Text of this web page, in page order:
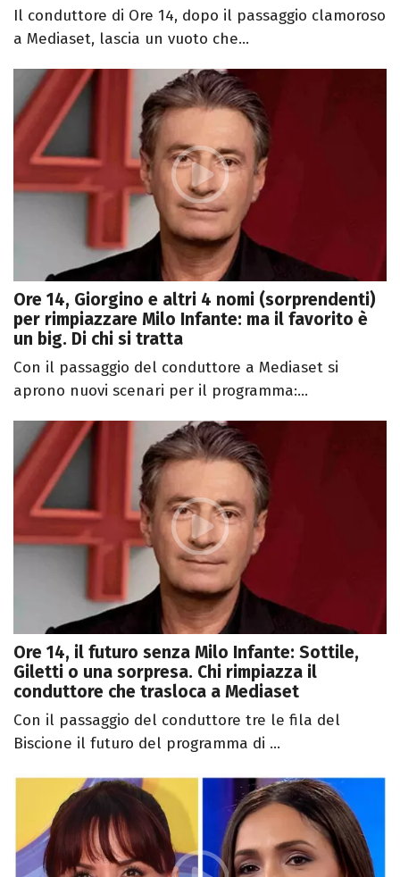
Il conduttore di Ore 14, dopo il passaggio clamoroso
a Mediaset, lascia un vuoto che...
Ore 14, Giorgino e altri 4 nomi (sorprendenti)
per rimpiazzare Milo Infante: ma il favorito è
un big. Di chi si tratta
Con il passaggio del conduttore a Mediaset si
aprono nuovi scenari per il programma:...
Ore 14, il futuro senza Milo Infante: Sottile,
Giletti o una sorpresa. Chi rimpiazza il
conduttore che trasloca a Mediaset
Con il passaggio del conduttore tre le fila del
Biscione il futuro del programma di ...